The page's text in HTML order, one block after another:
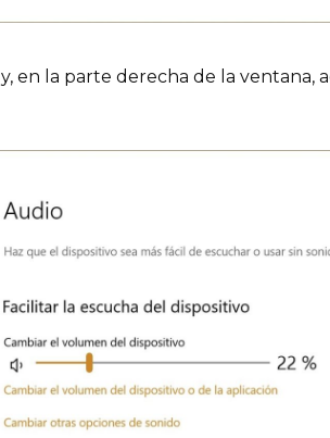
y, en la parte derecha de la ventana,